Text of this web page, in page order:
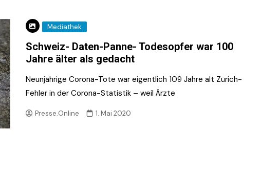
Mediathek
Schweiz- Daten-Panne- Todesopfer war 100
Jahre älter als gedacht
Neunjährige Corona-Tote war eigentlich 109 Jahre alt Zürich-
Fehler in der Corona-Statistik – weil Ärzte
Presse.Online 1. Mai 2020